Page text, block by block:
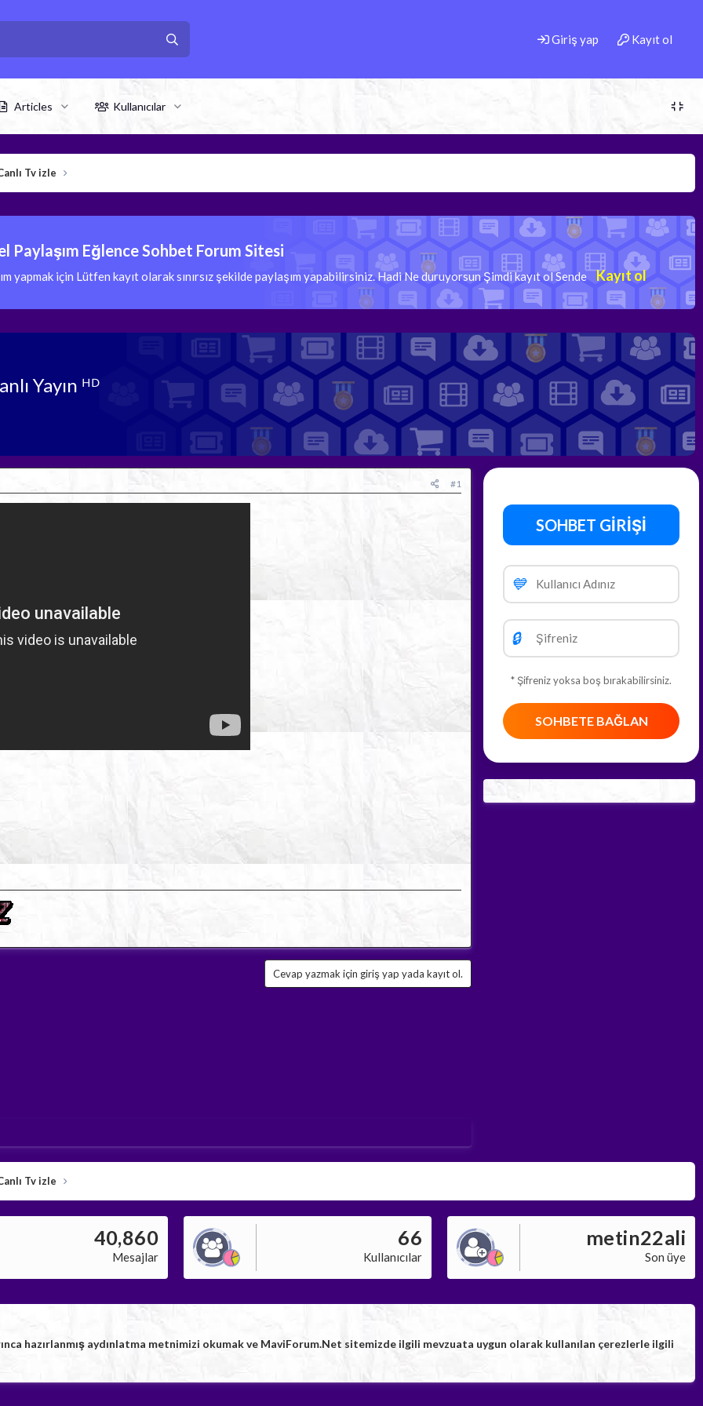
Giriş yap Kayıt ol
Articles Kullanıcılar
Tv izle
Paylaşım Eğlence Sohbet Forum Sitesi
yapmak için Lütfen kayıt olarak sınırsız şekilde paylaşım yapabilirsiniz. Hadi Ne duruyorsun Şimdi kayıt ol Sende Kayıt ol
Yayın ᴴᴰ
#1
Cevap yazmak için giriş yap yada kayıt ol.
SOHBET GİRİŞİ
💙
🔒
* Şifreniz yoksa boş bırakabilirsiniz.
SOHBETE BAĞLAN
Tv izle
40,860
Mesajlar
66
Kullanıcılar
metin22ali
Son üye
hazırlanmış aydınlatma metnimizi okumak ve MaviForum.Net sitemizde ilgili mevzuata uygun olarak kullanılan çerezlerle ilgili